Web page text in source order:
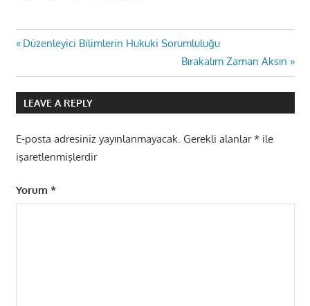
Yazı
gezinmesi
Previous
Düzenleyici Bilimlerin Hukuki Sorumluluğu
Next
Post:
Bırakalım Zaman Aksın
LEAVE A REPLY
E-posta adresiniz yayınlanmayacak. Gerekli alanlar*ile
işaretlenmişlerdir
Yorum *